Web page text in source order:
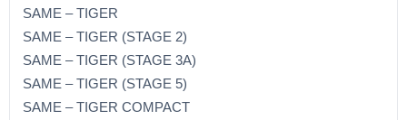
SAME – TIGER
SAME – TIGER (STAGE 2)
SAME – TIGER (STAGE 3A)
SAME – TIGER (STAGE 5)
SAME – TIGER COMPACT